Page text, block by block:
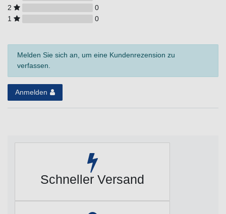
2
0
1
0
Melden Sie sich an, um eine Kundenrezension zu
verfassen.
Anmelden
Schneller Versand